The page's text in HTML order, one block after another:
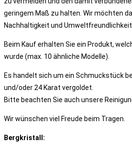
geringem Maß zu halten. Wir möchten
Nachhaltigkeit und
Beim Kauf erhalten Sie ein Produkt,
wurde (max. 10 ähnliche Modelle).
Es handelt sich um ein Schmuckstück
und/oder 24 Karat vergoldet.
Bitte beachten Sie auch unsere
Wir wünschen viel Freude beim Tragen.
Bergkristall: